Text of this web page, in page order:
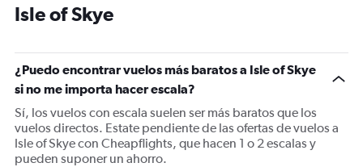
Isle of Skye
¿Puedo encontrar vuelos más baratos a Isle of Skye
si no me importa hacer escala?
Sí, los vuelos con escala suelen ser más baratos que los
vuelos directos. Estate pendiente de las ofertas de vuelos a
Isle of Skye con Cheapflights, que hacen 1 o 2 escalas y
pueden suponer un ahorro.